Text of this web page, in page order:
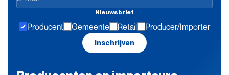
de
blijven
Nieuwsbrief
Producent Gemeente Retail Producer/Importer
Inschrijven